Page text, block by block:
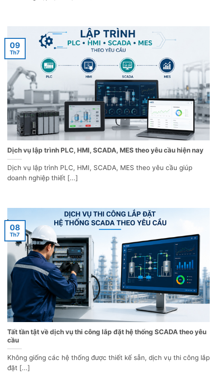
Dịch vụ lập trình PLC, HMI, SCADA, MES theo yêu cầu hiện nay
Dịch vụ lập trình PLC, HMI, SCADA, MES theo yêu cầu giúp
doanh nghiệp thiết [...]
09
Th7
Tất tần tật về dịch vụ thi công lắp đặt hệ thống SCADA theo yêu
cầu
Không giống các hệ thống được thiết kế sẵn, dịch vụ thi công lắp
đặt [...]
08
Th7